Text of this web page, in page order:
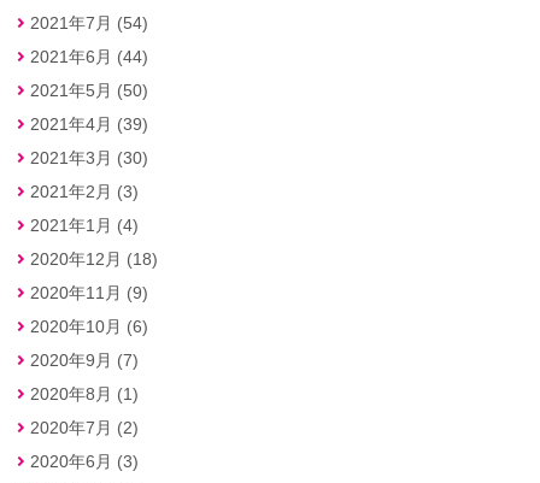
2021年7月 (54)
2021年6月 (44)
2021年5月 (50)
2021年4月 (39)
2021年3月 (30)
2021年2月 (3)
2021年1月 (4)
2020年12月 (18)
2020年11月 (9)
2020年10月 (6)
2020年9月 (7)
2020年8月 (1)
2020年7月 (2)
2020年6月 (3)